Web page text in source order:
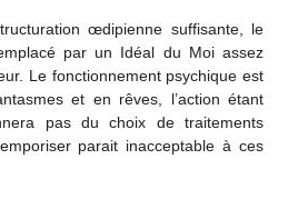
œdipienne suffisante, le
par un Idéal du Moi assez
Le fonctionnement psychique est
et en rêves, l’action étant
pas du choix de traitements
parait inacceptable à ces